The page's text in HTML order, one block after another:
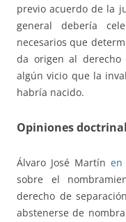
previo acuerdo de la
general debería
necesarios que
da origen al derecho
algún vicio que la
habría nacido.
Opiniones
Álvaro José Martín en
sobre el
derecho de
abstenerse de